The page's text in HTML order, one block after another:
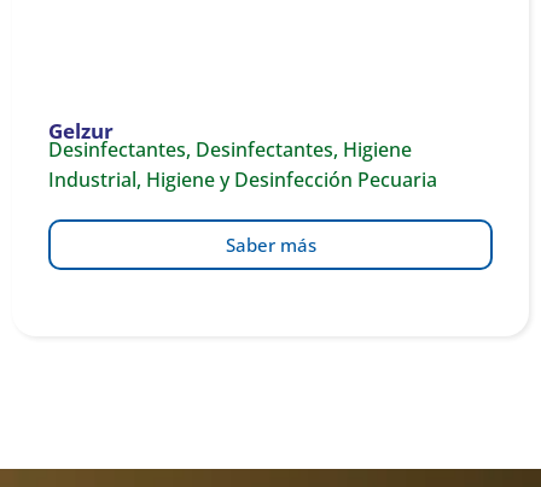
Gelzur
Desinfectantes, Desinfectantes, Higiene
Industrial, Higiene y Desinfección Pecuaria
Saber más